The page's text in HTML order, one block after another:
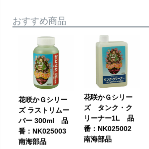
おすすめ商品
花咲かＧシリー
ズ ラストリムー
バー 300ml 品
番：NK025003
南海部品
花咲かＧシリー
ズ タンク・ク
リーナー1L 品
番：NK025002
南海部品